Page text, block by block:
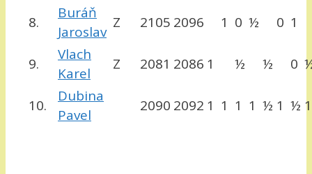
8.
Buráň
Jaroslav
Z 2105 2096 1 0 ½ 0 1
9.
Vlach
Karel
Z 2081 2086 1 ½ ½ 0
10.
Dubina
Pavel
2090 2092 1 1 1 1 ½ 1 ½ 1